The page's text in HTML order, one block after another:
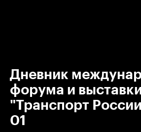
Дневник
форума и
"Транспорт
01